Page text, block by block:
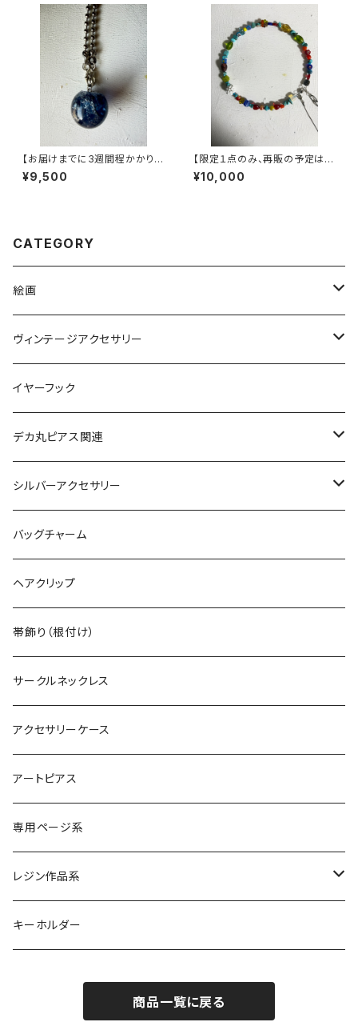
【お届けまでに3週間程かかりま
す】デカマルクリアバブルネック
レス【濃紺】
¥9,500
【限定１点のみ、再販の予定はあ
りません】ヴィンテージパーツで
作った丸型3wayネックレス【3
¥10,000
CATEGORY
絵画
絵画ピアス
ヴィンテージアクセサリー
ヴィンテージネックレス
ヴィンテージピアス
ヴィンテージブレスレット
ヴィンテージピンバッジ
ヴィンテージリング
ヴィンテージイヤカフ
イヤーフック
デカ丸ピアス関連
限定カラー
常設カラー
デカマルチョーカー
デカ丸アートピアス
デカマルチョーカー
シルバーアクセサリー
シルバーリング
シルバーネックレス
シルバーブレスレット
バッグチャーム
ヘアクリップ
帯飾り（根付け）
サークルネックレス
アクセサリーケース
アートピアス
専用ページ系
レジン作品系
レジンリング
キーホルダー
商品一覧に戻る